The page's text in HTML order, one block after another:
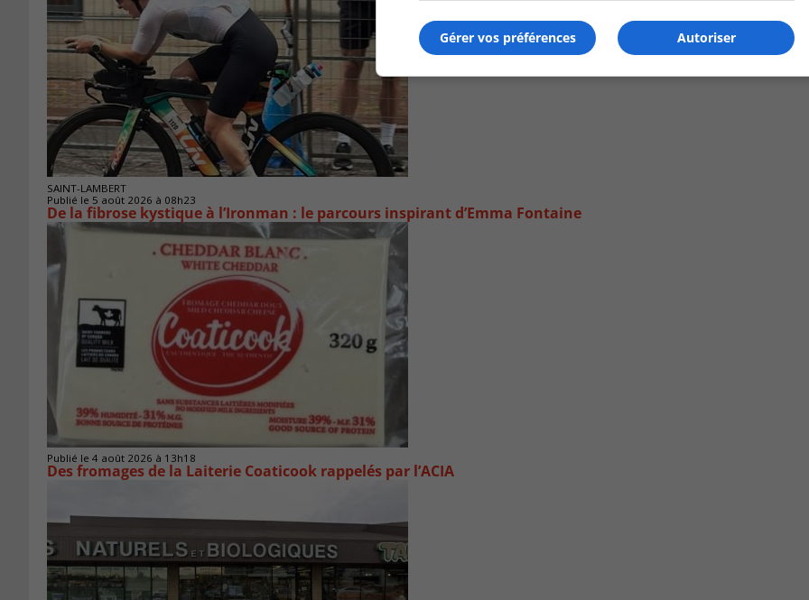
SAINT-LAMBERT
Publié le 5 août 2026 à 08h23
De la fibrose kystique à l’Ironman : le parcours inspirant d’Emma Fontaine
Publié le 4 août 2026 à 13h18
Des fromages de la Laiterie Coaticook rappelés par l’ACIA
Autoriser
Gérer vos préférences